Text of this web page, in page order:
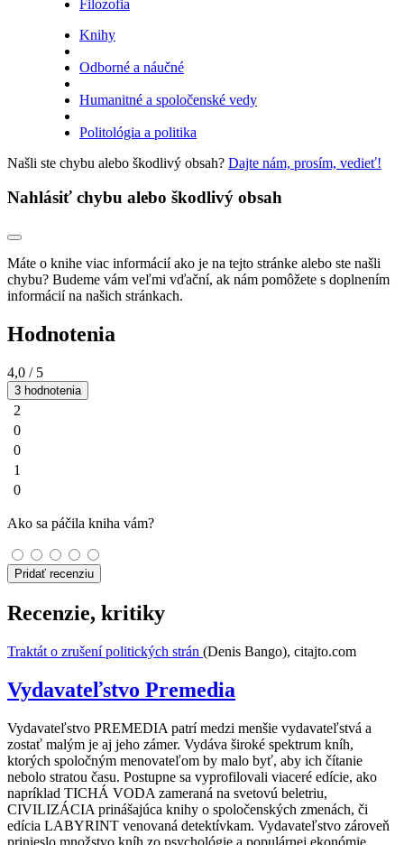
Filozofia
Knihy
Odborné a náučné
Humanitné a spoločenské vedy
Politológia a politika
Našli ste chybu alebo škodlivý obsah? Dajte nám, prosím, vedieť!
Nahlásiť chybu alebo škodlivý obsah
Máte o knihe viac informácií ako je na tejto stránke alebo ste našli
chybu? Budeme vám veľmi vďační, ak nám pomôžete s doplnením
informácií na našich stránkach.
Hodnotenia
4,0 / 5
3 hodnotenia
2
0
0
1
0
Ako sa páčila kniha vám?
Pridať recenziu
Recenzie, kritiky
Traktát o zrušení politických strán (Denis Bango), citajto.com
Vydavateľstvo Premedia
Vydavateľstvo PREMEDIA patrí medzi menšie vydavateľstvá a
zostať malým je aj jeho zámer. Vydáva široké spektrum kníh,
ktorých spoločným menovateľom by malo byť, aby ich čítanie
nebolo stratou času. Postupne sa vyprofilovali viaceré edície, ako
napríklad TICHÁ VODA zameraná na svetovú beletriu,
CIVILIZÁCIA prinášajúca knihy o spoločenských zmenách, či
edícia LABYRINT venovaná detektívkam. Vydavateľstvo zároveň
prinieslo množstvo kníh zo psychológie a populárnej ekonómie,